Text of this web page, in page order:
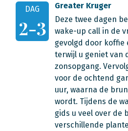
DAG
2-3
Greater Kruger
Deze twee dagen
wake-up call in de
gevolgd door
terwijl u geniet van
zonsopgang.
voor de ochtend
uur, waarna de
wordt. Tijdens de
gids u veel over de
verschillende